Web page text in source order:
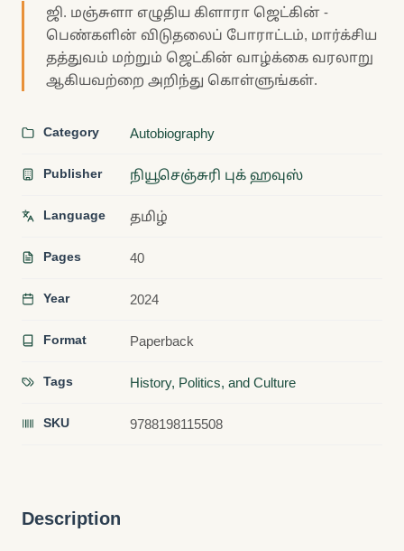
ஜி. மஞ்சுளா எழுதிய கிளாரா ஜெட்கின் -
பெண்களின் விடுதலைப் போராட்டம், மார்க்சிய
தத்துவம் மற்றும் ஜெட்கின் வாழ்க்கை வரலாறு
ஆகியவற்றை அறிந்து கொள்ளுங்கள்.
Category Autobiography
Publisher நியூசெஞ்சுரி புக் ஹவுஸ்
Language தமிழ்
Pages 40
Year 2024
Format Paperback
Tags History, Politics, and Culture
SKU 9788198115508
Description